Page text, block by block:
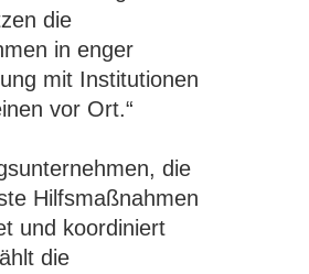
die
in enger
mit Institutionen
vor Ort.“
die
Hilfsmaßnahmen
und koordiniert
die